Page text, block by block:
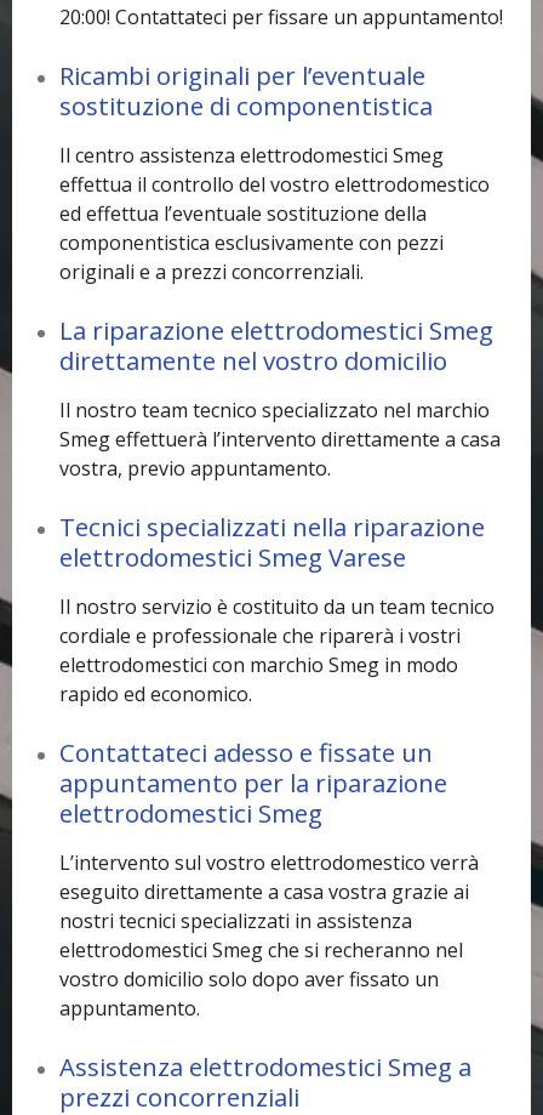
20:00! Contattateci per fissare un appuntamento!
Ricambi originali per l’eventuale
sostituzione di componentistica
Il centro assistenza elettrodomestici Smeg
effettua il controllo del vostro elettrodomestico
ed effettua l’eventuale sostituzione della
componentistica esclusivamente con pezzi
originali e a prezzi concorrenziali.
La riparazione elettrodomestici Smeg
direttamente nel vostro domicilio
Il nostro team tecnico specializzato nel marchio
Smeg effettuerà l’intervento direttamente a casa
vostra, previo appuntamento.
Tecnici specializzati nella riparazione
elettrodomestici Smeg Varese
Il nostro servizio è costituito da un team tecnico
cordiale e professionale che riparerà i vostri
elettrodomestici con marchio Smeg in modo
rapido ed economico.
Contattateci adesso e fissate un
appuntamento per la riparazione
elettrodomestici Smeg
L’intervento sul vostro elettrodomestico verrà
eseguito direttamente a casa vostra grazie ai
nostri tecnici specializzati in assistenza
elettrodomestici Smeg che si recheranno nel
vostro domicilio solo dopo aver fissato un
appuntamento.
Assistenza elettrodomestici Smeg a
prezzi concorrenziali